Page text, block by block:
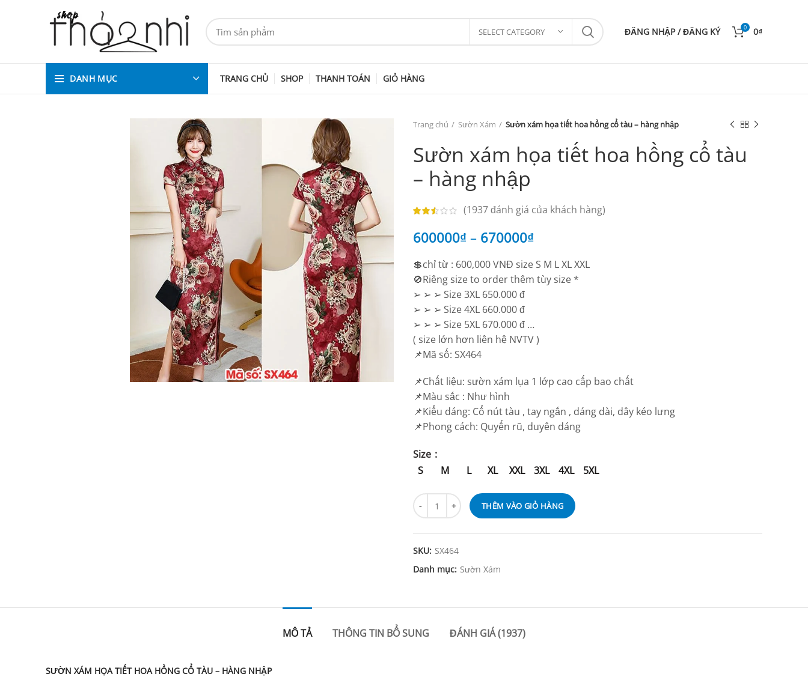
SELECT CATEGORY ĐĂNG NHẬP / ĐĂNG KÝ 0 0₫
DANH MỤC TRANG CHỦ SHOP THANH TOÁN GIỎ HÀNG
Trang chủ Sườn Xám Sườn xám họa tiết hoa hồng cổ tàu – hàng nhập
Sườn xám họa tiết hoa hồng cổ tàu
– hàng nhập
(1937đánh giá của khách hàng)
600000₫ – 670000₫
💲chỉ từ : 600,000 VNĐ size S M L XL XXL
🚫Riêng size to order thêm tùy size *
➢ ➢ ➢ Size 3XL 650.000 đ
➢ ➢ ➢ Size 4XL 660.000 đ
➢ ➢ ➢ Size 5XL 670.000 đ …
( size lớn hơn liên hệ NVTV )
📌Mã số: SX464
📌Chất liệu: sườn xám lụa 1 lớp cao cấp bao chất
📌Màu sắc : Như hình
📌Kiểu dáng: Cổ nút tàu , tay ngắn , dáng dài, dây kéo lưng
📌Phong cách: Quyến rũ, duyên dáng
Size
S
M L XL XXL 3XL 4XL 5XL
THÊM VÀO GIỎ HÀNG
SKU: SX464
Danh mục: Sườn Xám
MÔ TẢ THÔNG TIN BỔ SUNG ĐÁNH GIÁ (1937)
SƯỜN XÁM HỌA TIẾT HOA HỒNG CỔ TÀU – HÀNG NHẬP